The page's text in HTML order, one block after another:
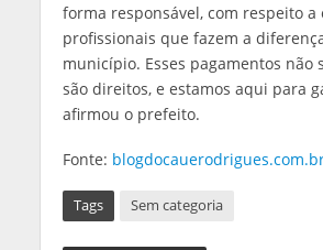
forma responsável, com respeito a
profissionais que fazem a
município. Esses pagamentos não
são direitos, e estamos aqui para
afirmou o prefeito.
Fonte:
Tags Sem categoria